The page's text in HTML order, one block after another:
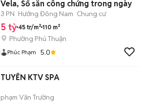
Vela, Sổ sẵn công chứng trong ngày
3 PN Hướng Đông Nam Chung cư
5 tỷ 45 tr/m² 110 m²
Phường Phú Thuận
Phúc Phạm 5.0
TUYỂN KTV SPA
phạm Văn Trường